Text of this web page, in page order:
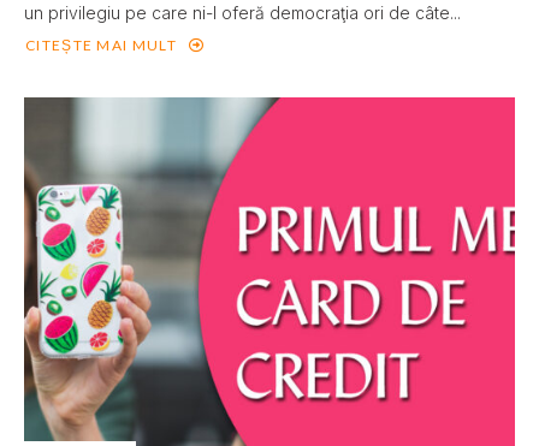
un privilegiu pe care ni-l oferă democraţia ori de câte...
CITEȘTE MAI MULT